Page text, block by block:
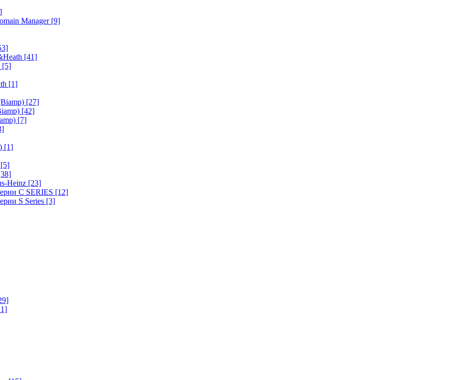
Manager [9]
[41]
[5]
[1]
[27]
[42]
[7]
[1]
[5]
Heinz [23]
C SERIES [12]
S Series [3]